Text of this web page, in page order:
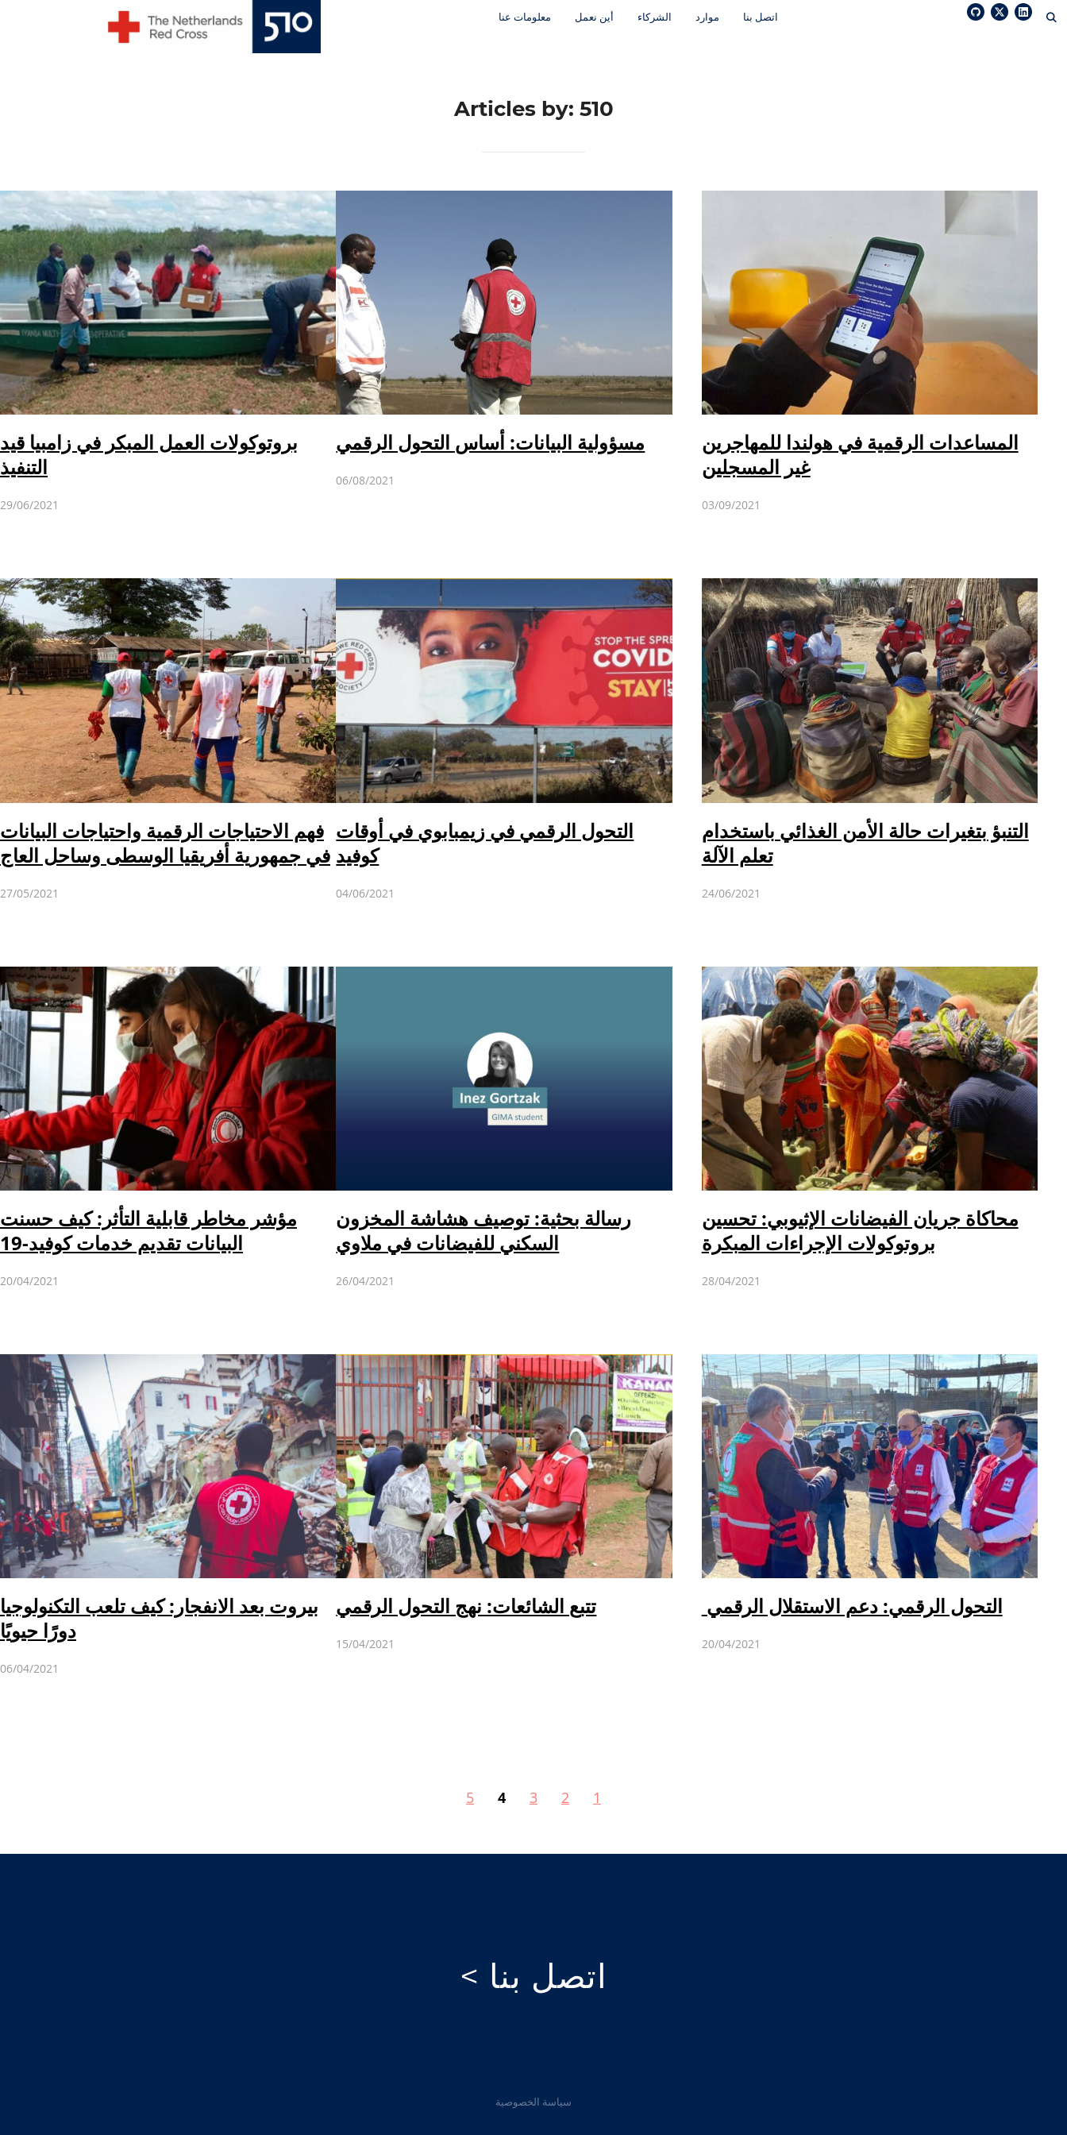
معلومات عنا أين نعمل الشركاء موارد اتصل بنا
Articles by: 510
المساعدات الرقمية في هولندا للمهاجرين
غير المسجلين
03/09/2021
مسؤولية البيانات: أساس التحول الرقمي
06/08/2021
بروتوكولات العمل المبكر في زامبيا قيد
التنفيذ
29/06/2021
التنبؤ بتغيرات حالة الأمن الغذائي باستخدام
تعلم الآلة
24/06/2021
التحول الرقمي في زيمبابوي في أوقات
كوفيد
04/06/2021
فهم الاحتياجات الرقمية واحتياجات البيانات
في جمهورية أفريقيا الوسطى وساحل العاج
27/05/2021
محاكاة جريان الفيضانات الإثيوبي: تحسين
بروتوكولات الإجراءات المبكرة
28/04/2021
رسالة بحثية: توصيف هشاشة المخزون
السكني للفيضانات في ملاوي
26/04/2021
مؤشر مخاطر قابلية التأثر: كيف حسنت
البيانات تقديم خدمات كوفيد-19
20/04/2021
التحول الرقمي: دعم الاستقلال الرقمي
20/04/2021
تتبع الشائعات: نهج التحول الرقمي
15/04/2021
بيروت بعد الانفجار: كيف تلعب التكنولوجيا
دورًا حيويًا
06/04/2021
1
2
3
4
5
اتصل بنا >
سياسة الخصوصية